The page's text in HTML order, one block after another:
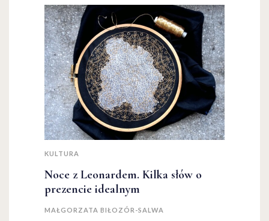
KULTURA
Noce z Leonardem. Kilka słów o
prezencie idealnym
MAŁGORZATA BIŁOZÓR-SALWA